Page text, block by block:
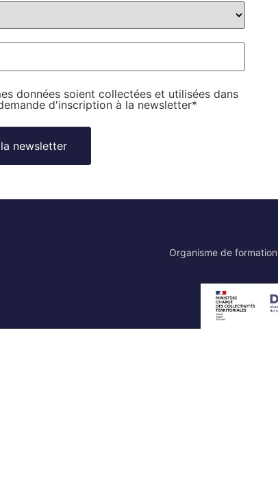
données soient collectées et utilisées dans
d'inscription à la newsletter*
Organisme de